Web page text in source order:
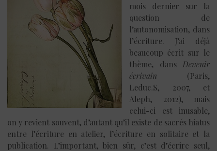
mois dernier sur la
question de
l’autonomisation, dans
l’écriture. J’ai déjà
beaucoup écrit sur le
thème, dans Devenir
écrivain (Paris,
Leduc.S, 2007, et
Aleph, 2012), mais
celui-ci est inusable,
on y revient souvent, d’autant qu’il existe de sacrés hiatus
entre l’écriture en atelier, l’écriture en solitaire et la
publication. L’important, bien sûr, c’est d’écrire seul,